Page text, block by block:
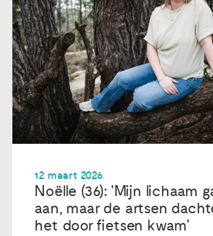
Ervaringsdeskundigheid
Over ons
Contact
12 maart 2026
Noëlle (36): 'Mijn lichaam
aan, maar de artsen
het door fietsen kwam'